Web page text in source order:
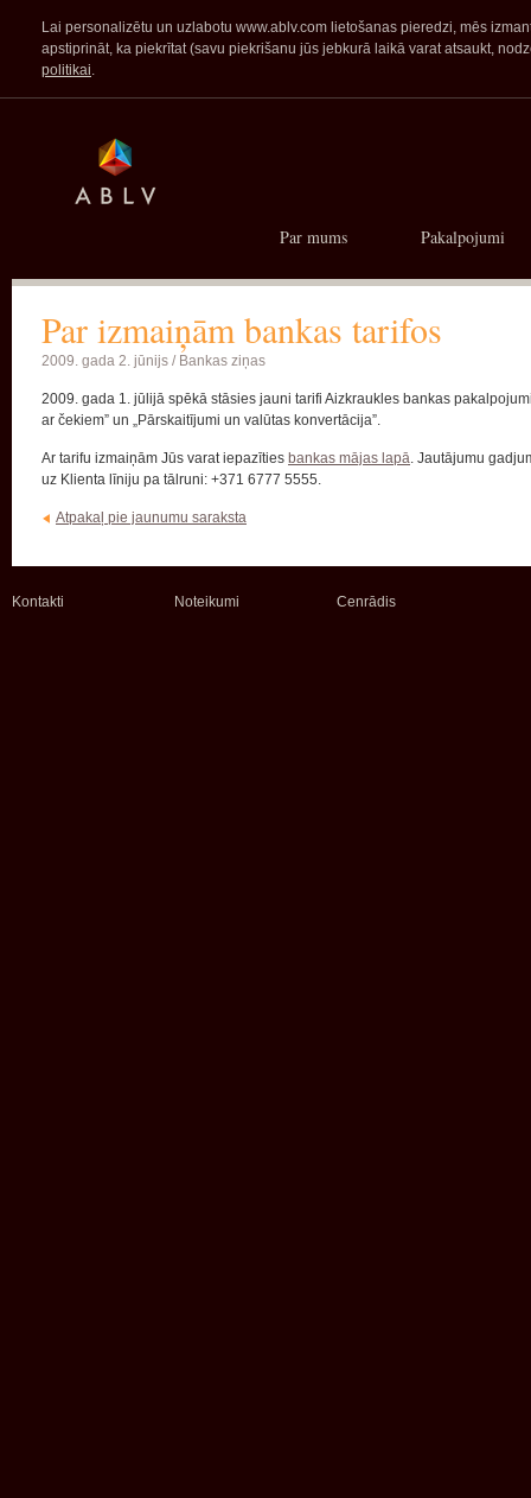
Lai personalizētu un uzlabotu www.ablv.com lietošanas pieredzi, mēs
apstiprināt, ka piekrītat (savu piekrišanu jūs jebkurā laikā varat atsaukt,
politikai.
Par mums Pakalpojumi
Par izmaiņām bankas tarifos
2009. gada 2. jūnijs / Bankas ziņas
2009. gada 1. jūlijā spēkā stāsies jauni tarifi Aizkraukles bankas
ar čekiem” un „Pārskaitījumi un valūtas konvertācija”.
Ar tarifu izmaiņām Jūs varat iepazīties bankas mājas lapā. Jautājumu
uz Klienta līniju pa tālruni: +371 6777 5555.
Atpakaļ pie jaunumu saraksta
Kontakti Noteikumi Cenrādis